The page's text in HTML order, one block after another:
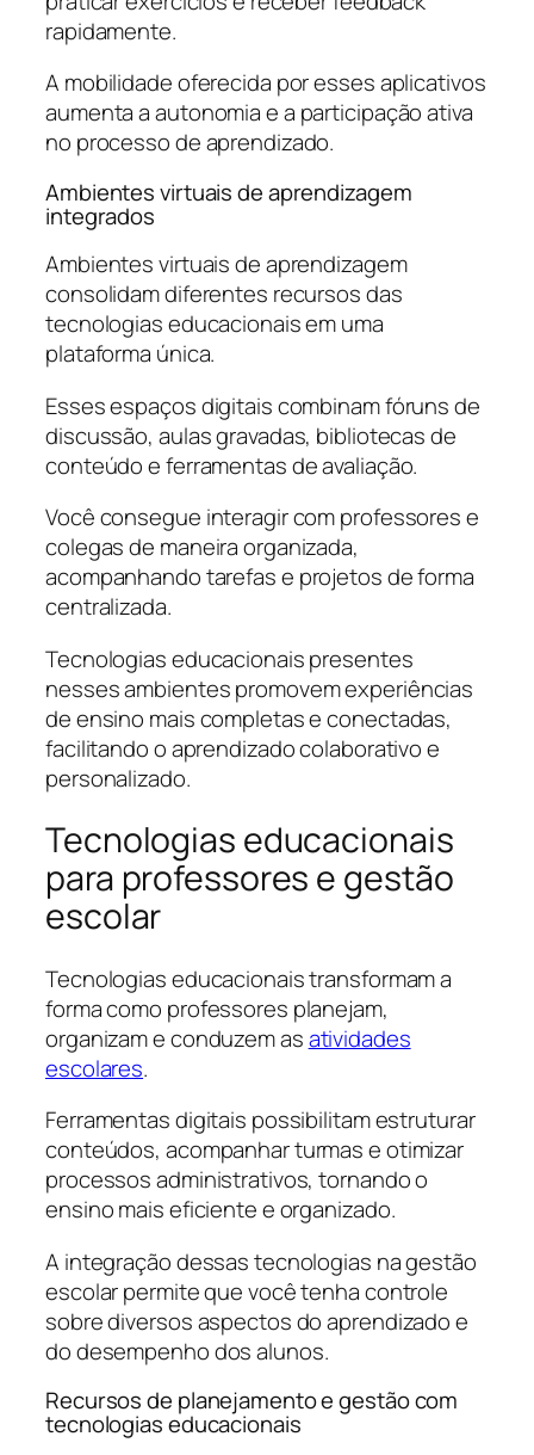
rapidamente.
A mobilidade oferecida por esses aplicativos
aumenta a autonomia e a participação ativa
no processo de aprendizado.
Ambientes virtuais de aprendizagem
integrados
Ambientes virtuais de aprendizagem
consolidam diferentes recursos das
tecnologias educacionais em uma
plataforma única.
Esses espaços digitais combinam fóruns de
discussão, aulas gravadas, bibliotecas de
conteúdo e ferramentas de avaliação.
Você consegue interagir com professores e
colegas de maneira organizada,
acompanhando tarefas e projetos de forma
centralizada.
Tecnologias educacionais presentes
nesses ambientes promovem experiências
de ensino mais completas e conectadas,
facilitando o aprendizado colaborativo e
personalizado.
Tecnologias educacionais
para professores e gestão
escolar
Tecnologias educacionais transformam a
forma como professores planejam,
organizam e conduzem asatividades
escolares.
Ferramentas digitais possibilitam estruturar
conteúdos, acompanhar turmas e otimizar
processos administrativos, tornando o
ensino mais eficiente e organizado.
A integração dessas tecnologias na gestão
escolar permite que você tenha controle
sobre diversos aspectos do aprendizado e
do desempenho dos alunos.
Recursos de planejamento e gestão com
tecnologias educacionais